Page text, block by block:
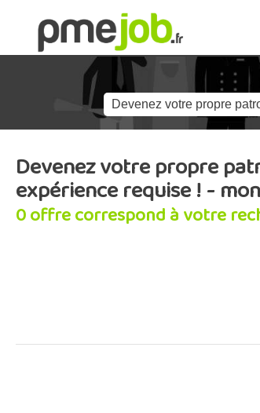
Devenez votre propre
expérience requise ! -
0 offre correspond à votre